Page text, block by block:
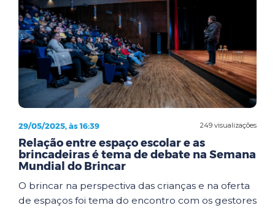
249 visualizações
29/05/2025, às 16:39
Relação entre espaço escolar e as
brincadeiras é tema de debate na Semana
Mundial do Brincar
O brincar na perspectiva das crianças e na oferta
de espaços foi tema do encontro com os gestores